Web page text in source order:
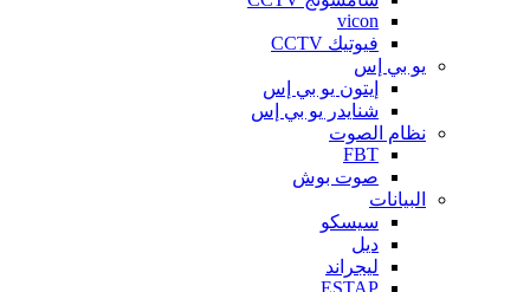
vicon
فيوتيك CCTV
يو بي إس
إيتون يو بي إس
شنايدر يو بي إس
نظام الصوت
FBT
صوت بوش
البيانات
سيسكو
ديل
ليجراند